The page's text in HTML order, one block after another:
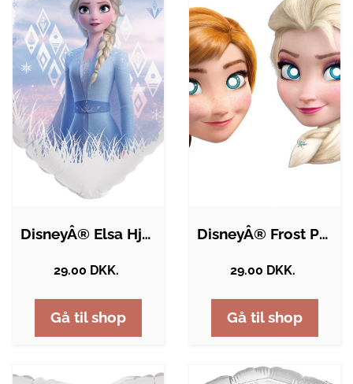
DisneyÂ® Elsa Hjerte Folieballon
29.00 DKK.
Gå til shop
DisneyÂ® Frost Papmasker
29.00 DKK.
Gå til shop